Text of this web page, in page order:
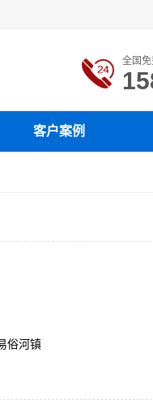
全国免
客户案例
俗河镇